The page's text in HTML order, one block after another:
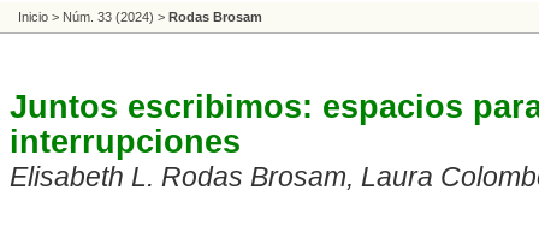
Inicio > Núm. 33 (2024) > Rodas Brosam
Juntos escribimos: espacios
interrupciones
Elisabeth L. Rodas Brosam, Laura